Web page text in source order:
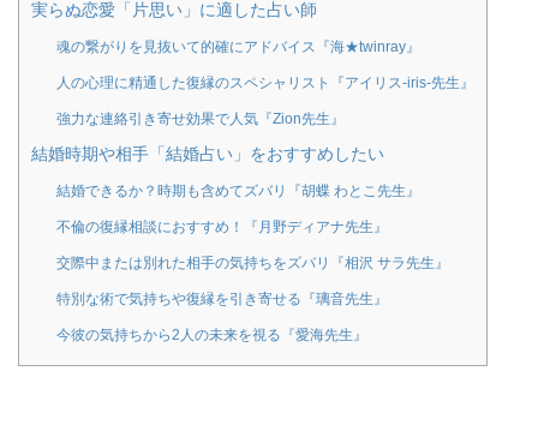
実らぬ恋愛「片思い」に適した占い師
魂の繋がりを見抜いて的確にアドバイス『海★twinray』
人の心理に精通した復縁のスペシャリスト『アイリス-iris-先生』
強力な連絡引き寄せ効果で人気『Zion先生』
結婚時期や相手「結婚占い」をおすすめしたい
結婚できるか？時期も含めてズバリ『胡蝶 わとこ先生』
不倫の復縁相談におすすめ！『月野ディアナ先生』
交際中または別れた相手の気持ちをズバリ『相沢 サラ先生』
特別な術で気持ちや復縁を引き寄せる『璃音先生』
今彼の気持ちから2人の未来を視る『愛海先生』